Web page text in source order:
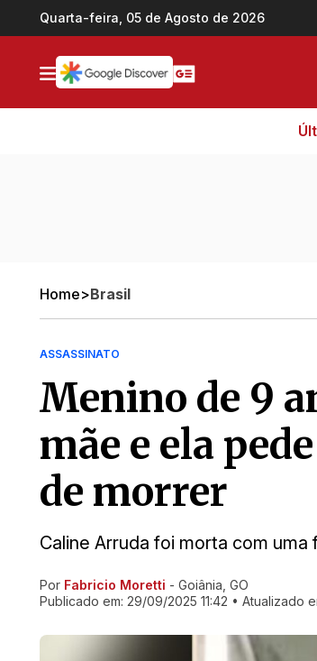
Ir direto pro conteúdo
Quarta-feira, 05 de Agosto de 2026
Home>Brasil
ASSASSINATO
Menino de 9
mãe e ela
de morrer
Caline Arruda foi morta com uma
Ir direto pra matéria
Por Fabricio Moretti - Goiânia, GO
Publicado em: 29/09/2025 11:42 • Atualizado